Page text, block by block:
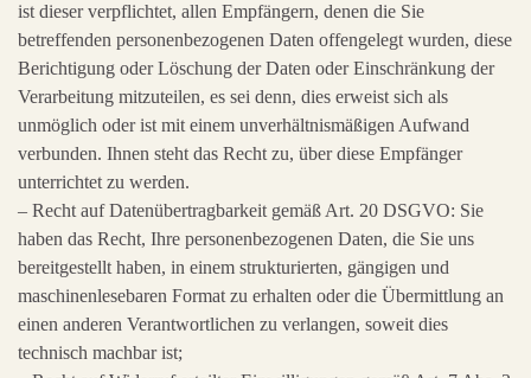
ist dieser verpflichtet, allen Empfängern, denen die Sie
betreffenden personenbezogenen Daten offengelegt wurden, diese
Berichtigung oder Löschung der Daten oder Einschränkung der
Verarbeitung mitzuteilen, es sei denn, dies erweist sich als
unmöglich oder ist mit einem unverhältnismäßigen Aufwand
verbunden. Ihnen steht das Recht zu, über diese Empfänger
unterrichtet zu werden.
– Recht auf Datenübertragbarkeit gemäß Art. 20 DSGVO: Sie
haben das Recht, Ihre personenbezogenen Daten, die Sie uns
bereitgestellt haben, in einem strukturierten, gängigen und
maschinenlesebaren Format zu erhalten oder die Übermittlung an
einen anderen Verantwortlichen zu verlangen, soweit dies
technisch machbar ist;